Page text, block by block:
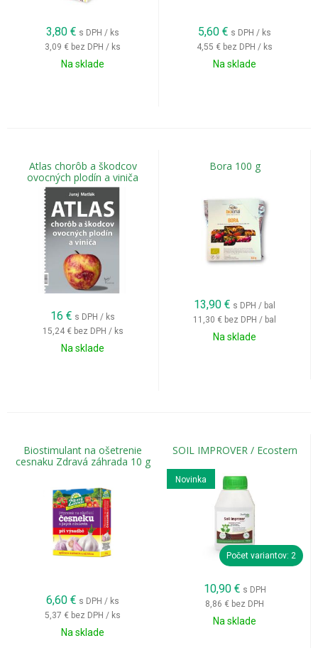
3,80 € s DPH / ks
3,09 € bez DPH / ks
Na sklade
5,60 € s DPH / ks
4,55 € bez DPH / ks
Na sklade
Atlas chorôb a škodcov
ovocných plodín a viniča
16 € s DPH / ks
15,24 € bez DPH / ks
Na sklade
Bora 100 g
13,90 € s DPH / bal
11,30 € bez DPH / bal
Na sklade
Biostimulant na ošetrenie
cesnaku Zdravá záhrada 10 g
6,60 € s DPH / ks
5,37 € bez DPH / ks
Na sklade
SOIL IMPROVER / Ecostern
Novinka
Počet variantov: 2
10,90 € s DPH
8,86 € bez DPH
Na sklade